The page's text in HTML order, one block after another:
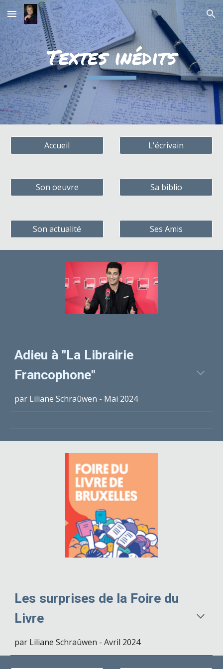
Skip to main content Skip to navigation
Textes inédits
Accueil L'écrivain
Son oeuvre Sa biblio
Son actualité Ses Amis
Adieu à "La Librairie
Francophone"
par Liliane Schraûwen - Mai 2024
Les surprises de la Foire du
Livre
par Liliane Schraûwen - Avril 2024